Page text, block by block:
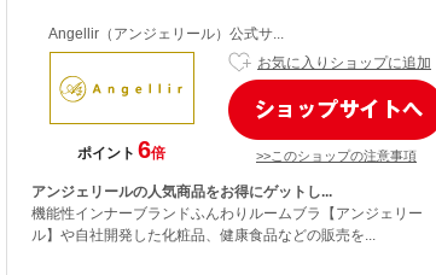
Angellir（アンジェリール）公式サ...
ポイント 6倍
お気に入りショップに追加
>>このショップの注意事項
アンジェリールの人気商品をお得にゲットし...
機能性インナーブランドふんわりルームブラ【アンジェリー
ル】や自社開発した化粧品、健康食品などの販売を...